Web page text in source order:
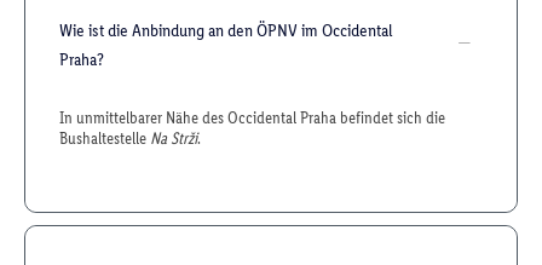
Wie ist die Anbindung an den ÖPNV im Occidental
Praha?
In unmittelbarer Nähe des Occidental Praha befindet sich die
Bushaltestelle Na Strži.